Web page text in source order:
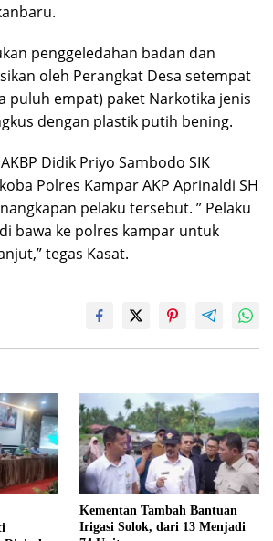
penggeledahan badan dan
oleh Perangkat Desa setempat
puluh empat) paket Narkotika jenis
dengan plastik putih bening.
Didik Priyo Sambodo SIK
Polres Kampar AKP Aprinaldi SH
pelaku tersebut. ” Pelaku
bawa ke polres kampar untuk
tegas Kasat.
Kementan Tambah Bantuan
Irigasi Solok, dari 13 Menjadi